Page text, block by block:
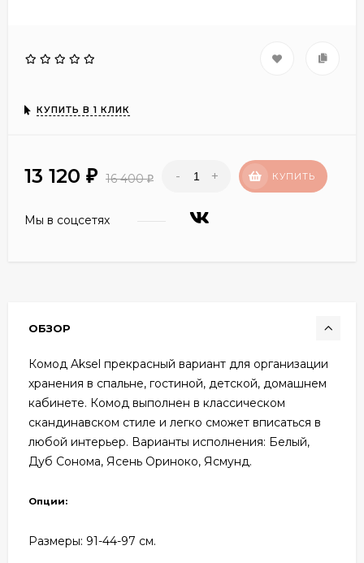
КУПИТЬ В 1 КЛИК
13 120 ₽ 16 400₽ - + КУПИТЬ
Мы в соцсетях
ОБЗОР
Комод Aksel прекрасный вариант для организации
хранения в спальне, гостиной, детской, домашнем
кабинете. Комод выполнен в классическом
скандинавском стиле и легко сможет вписаться в
любой интерьер. Варианты исполнения: Белый,
Дуб Сонома, Ясень Ориноко, Ясмунд.
Опции:
Размеры: 91-44-97 см.